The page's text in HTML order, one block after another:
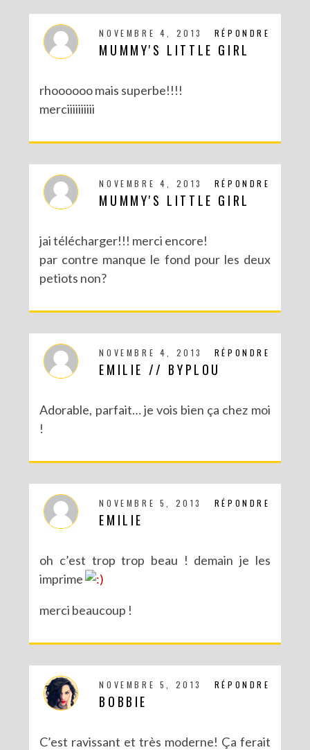
RÉPONDRE
NOVEMBRE 4, 2013
MUMMY'S LITTLE GIRL
rhoooooo mais superbe!!!!
merciiiiiiiiii
RÉPONDRE
NOVEMBRE 4, 2013
MUMMY'S LITTLE GIRL
jai télécharger!!! merci encore!
par contre manque le fond pour les deux
petiots non?
RÉPONDRE
NOVEMBRE 4, 2013
EMILIE // BYPLOU
Adorable, parfait… je vois bien ça chez moi
!
RÉPONDRE
NOVEMBRE 5, 2013
EMILIE
oh c’est trop trop beau ! demain je les
imprime
merci beaucoup !
RÉPONDRE
NOVEMBRE 5, 2013
BOBBIE
C’est ravissant et très moderne! Ça ferait